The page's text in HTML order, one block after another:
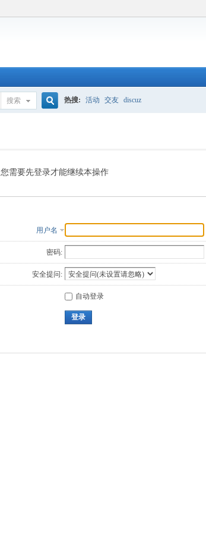
搜索
索
热搜: 活动 交友 discuz
您需要先登录才能继续本操作
用户名
密码:
安全提问:
自动登录
登录